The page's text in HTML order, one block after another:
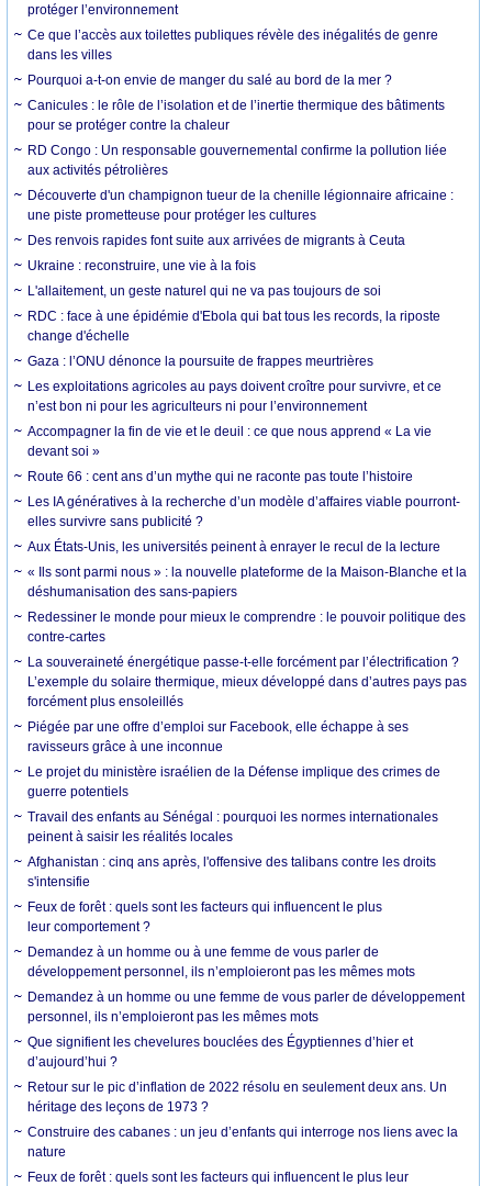
protéger l’environnement
Ce que l’accès aux toilettes publiques révèle des inégalités de genre
dans les villes
Pourquoi a-t-on envie de manger du salé au bord de la mer ?
Canicules : le rôle de l’isolation et de l’inertie thermique des bâtiments
pour se protéger contre la chaleur
RD Congo : Un responsable gouvernemental confirme la pollution liée
aux activités pétrolières
Découverte d'un champignon tueur de la chenille légionnaire africaine :
une piste prometteuse pour protéger les cultures
Des renvois rapides font suite aux arrivées de migrants à Ceuta
Ukraine : reconstruire, une vie à la fois
L'allaitement, un geste naturel qui ne va pas toujours de soi
RDC : face à une épidémie d'Ebola qui bat tous les records, la riposte
change d'échelle
Gaza : l’ONU dénonce la poursuite de frappes meurtrières
Les exploitations agricoles au pays doivent croître pour survivre, et ce
n’est bon ni pour les agriculteurs ni pour l’environnement
Accompagner la fin de vie et le deuil : ce que nous apprend « La vie
devant soi »
Route 66 : cent ans d’un mythe qui ne raconte pas toute l’histoire
Les IA génératives à la recherche d’un modèle d’affaires viable pourront-
elles survivre sans publicité ?
Aux États-Unis, les universités peinent à enrayer le recul de la lecture
« Ils sont parmi nous » : la nouvelle plateforme de la Maison-Blanche et la
déshumanisation des sans-papiers
Redessiner le monde pour mieux le comprendre : le pouvoir politique des
contre-cartes
La souveraineté énergétique passe-t-elle forcément par l’électrification ?
L’exemple du solaire thermique, mieux développé dans d’autres pays pas
forcément plus ensoleillés
Piégée par une offre d’emploi sur Facebook, elle échappe à ses
ravisseurs grâce à une inconnue
Le projet du ministère israélien de la Défense implique des crimes de
guerre potentiels
Travail des enfants au Sénégal : pourquoi les normes internationales
peinent à saisir les réalités locales
Afghanistan : cinq ans après, l'offensive des talibans contre les droits
s'intensifie
Feux de forêt : quels sont les facteurs qui influencent le plus
leur comportement ?
Demandez à un homme ou à une femme de vous parler de
développement personnel, ils n’emploieront pas les mêmes mots
Demandez à un homme ou une femme de vous parler de développement
personnel, ils n’emploieront pas les mêmes mots
Que signifient les chevelures bouclées des Égyptiennes d’hier et
d’aujourd’hui ?
Retour sur le pic d’inflation de 2022 résolu en seulement deux ans. Un
héritage des leçons de 1973 ?
Construire des cabanes : un jeu d’enfants qui interroge nos liens avec la
nature
Feux de forêt : quels sont les facteurs qui influencent le plus leur